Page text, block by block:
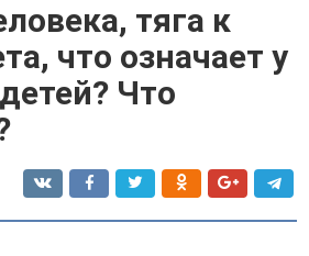
тяга к
что означает у
Что